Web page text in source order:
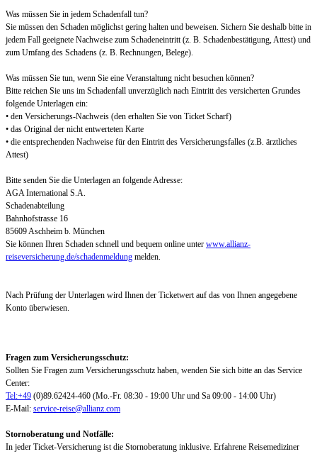
Was müssen Sie in jedem Schadenfall tun?
Sie müssen den Schaden möglichst gering halten und beweisen. Sichern Sie deshalb bitte in
jedem Fall geeignete Nachweise zum Schadeneintritt (z. B. Schadenbestätigung, Attest) und
zum Umfang des Schadens (z. B. Rechnungen, Belege).
Was müssen Sie tun, wenn Sie eine Veranstaltung nicht besuchen können?
Bitte reichen Sie uns im Schadenfall unverzüglich nach Eintritt des versicherten Grundes
folgende Unterlagen ein:
• den Versicherungs-Nachweis (den erhalten Sie von Ticket Scharf)
• das Original der nicht entwerteten Karte
• die entsprechenden Nachweise für den Eintritt des Versicherungsfalles (z.B. ärztliches
Attest)
Bitte senden Sie die Unterlagen an folgende Adresse:
AGA International S.A.
Schadenabteilung
Bahnhofstrasse 16
85609 Aschheim b. München
Sie können Ihren Schaden schnell und bequem online unter www.allianz-
reiseversicherung.de/schadenmeldung melden.
Nach Prüfung der Unterlagen wird Ihnen der Ticketwert auf das von Ihnen angegebene
Konto überwiesen.
Fragen zum Versicherungsschutz:
Sollten Sie Fragen zum Versicherungsschutz haben, wenden Sie sich bitte an das Service
Center:
Tel:+49 (0)89.62424-460 (Mo.-Fr. 08:30 - 19:00 Uhr und Sa 09:00 - 14:00 Uhr)
E-Mail: service-reise@allianz.com
Stornoberatung und Notfälle:
In jeder Ticket-Versicherung ist die Stornoberatung inklusive. Erfahrene Reisemediziner